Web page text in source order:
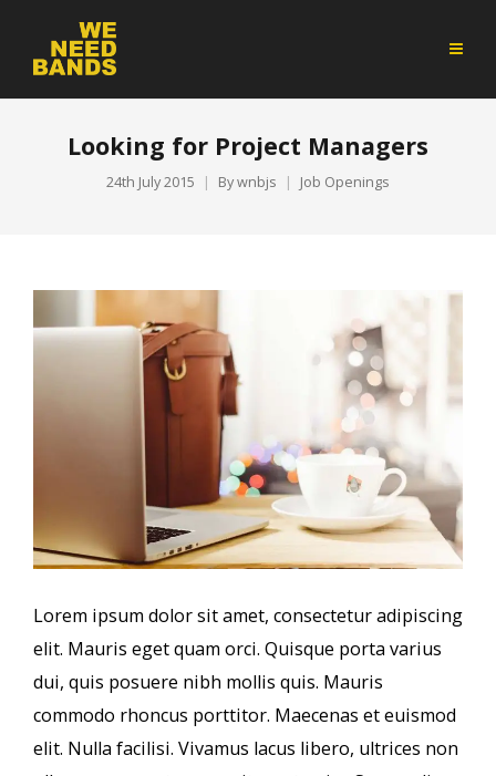
Looking for Project Managers
24th July 2015 Bywnbjs Job Openings
Lorem ipsum dolor sit amet, consectetur adipiscing
elit. Mauris eget quam orci. Quisque porta varius
dui, quis posuere nibh mollis quis. Mauris
commodo rhoncus porttitor. Maecenas et euismod
elit. Nulla facilisi. Vivamus lacus libero, ultrices non